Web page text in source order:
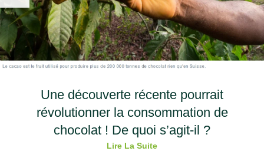
Une découverte récente pourrait
révolutionner la consommation de
chocolat ! De quoi s’agit-il ?
Lire La Suite